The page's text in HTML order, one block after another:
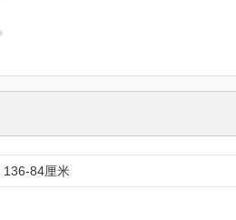
136-84厘米